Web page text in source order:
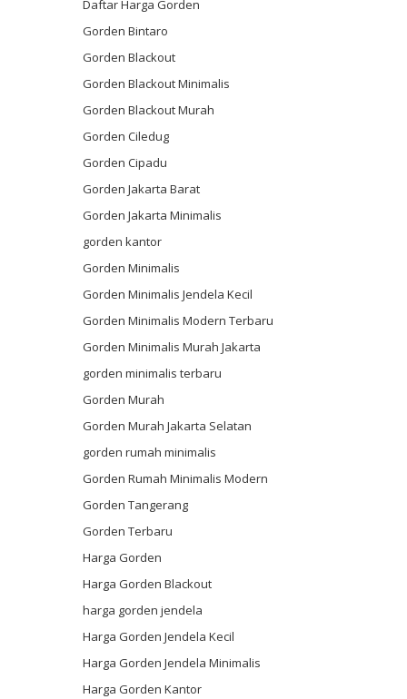
Daftar Harga Gorden
Gorden Bintaro
Gorden Blackout
Gorden Blackout Minimalis
Gorden Blackout Murah
Gorden Ciledug
Gorden Cipadu
Gorden Jakarta Barat
Gorden Jakarta Minimalis
gorden kantor
Gorden Minimalis
Gorden Minimalis Jendela Kecil
Gorden Minimalis Modern Terbaru
Gorden Minimalis Murah Jakarta
gorden minimalis terbaru
Gorden Murah
Gorden Murah Jakarta Selatan
gorden rumah minimalis
Gorden Rumah Minimalis Modern
Gorden Tangerang
Gorden Terbaru
Harga Gorden
Harga Gorden Blackout
harga gorden jendela
Harga Gorden Jendela Kecil
Harga Gorden Jendela Minimalis
Harga Gorden Kantor